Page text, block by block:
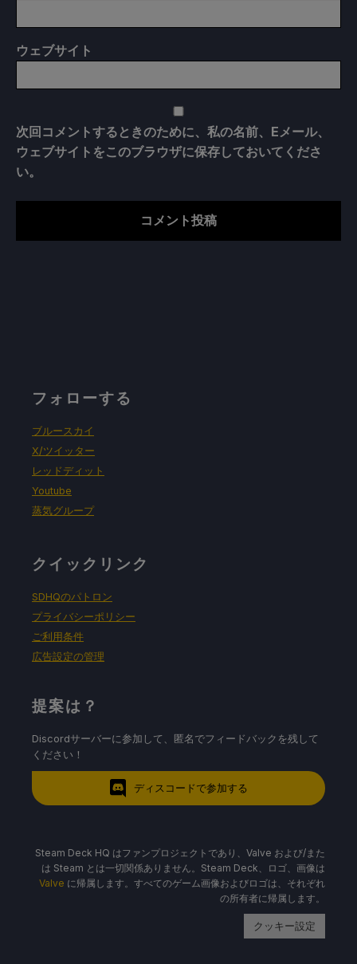
ウェブサイト
次回コメントするときのために、私の名前、Eメール、
ウェブサイトをこのブラウザに保存しておいてくださ
い。
フォローする
ブルースカイ
X/ツイッター
レッドディット
Youtube
蒸気グループ
クイックリンク
SDHQのパトロン
プライバシーポリシー
ご利用条件
広告設定の管理
提案は？
Discordサーバーに参加して、匿名でフィードバックを残して
ください！
ディスコードで参加する
Steam Deck HQ はファンプロジェクトであり、Valve および/また
は Steam とは一切関係ありません。Steam Deck、ロゴ、画像は
Valve に帰属します。すべてのゲーム画像およびロゴは、それぞれ
の所有者に帰属します。
クッキー設定